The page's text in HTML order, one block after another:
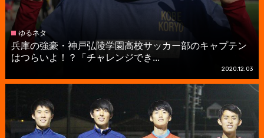
ゆるネタ
兵庫の強豪・神戸弘陵学園高校サッカー部のキャプテン
はつらいよ！？「チャレンジでき...
2020.12.03